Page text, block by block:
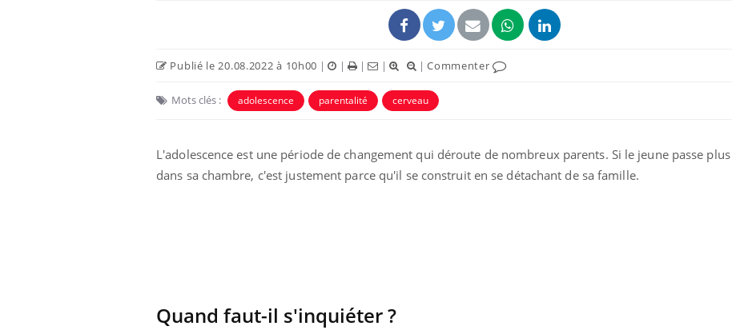
Publié le 20.08.2022 à 10h00 | | | | |Commenter
Mots clés : adolescence parentalité cerveau
L'adolescence est une période de changement qui déroute de nombreux parents. Si le jeune passe
dans sa chambre, c'est justement parce qu'il se construit en se détachant de sa famille.
Quand faut-il s'inquiéter ?